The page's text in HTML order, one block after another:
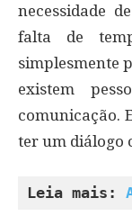
necessidade
falta de
simplesmente
existem
comunicação.
ter um diálogo
Leia mais: